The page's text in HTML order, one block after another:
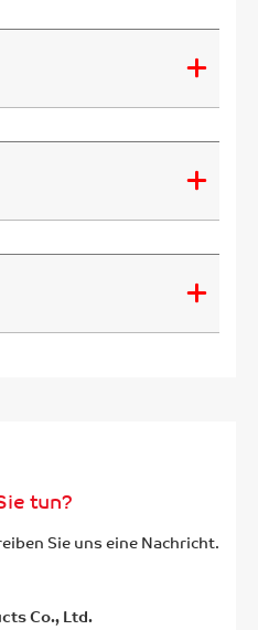
tun?
Sie uns eine Nachricht.
Co., Ltd.